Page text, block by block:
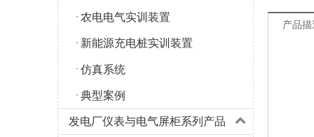
农电电气实训装置
新能源充电桩实训装置
仿真系统
典型案例
发电厂仪表与电气屏柜系列产品
产品描